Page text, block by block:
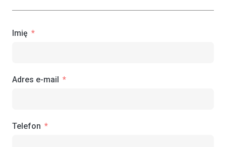
Imię
Adres e-mail
Telefon